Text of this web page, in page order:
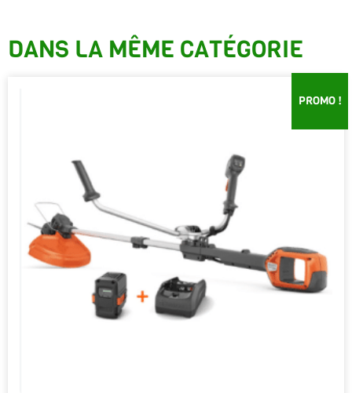
DANS LA MÊME CATÉGORIE
PROMO !